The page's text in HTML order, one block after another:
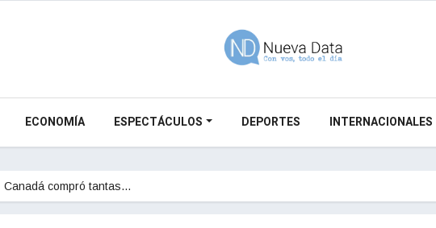
ECONOMÍA ESPECTÁCULOS DEPORTES INTERNACIONALES
Canadá compró tantas…